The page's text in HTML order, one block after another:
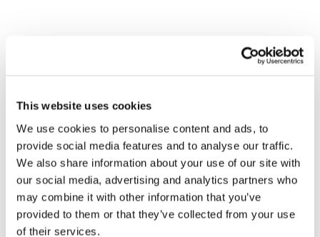
This website uses cookies
We use cookies to personalise content and ads, to
provide social media features and to analyse our traffic.
We also share information about your use of our site with
our social media, advertising and analytics partners who
may combine it with other information that you’ve
provided to them or that they’ve collected from your use
of their services.